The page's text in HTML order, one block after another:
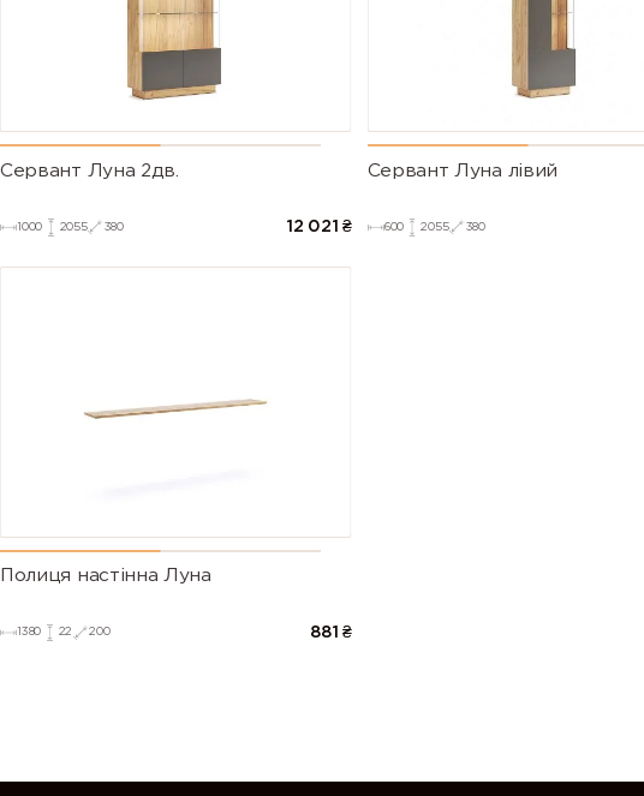
Сервант Луна 2дв.
1000 2055 380 12 021 ₴
Сервант Луна лівий
600 2055 380
Полиця настінна Луна
1380 22 200 881 ₴